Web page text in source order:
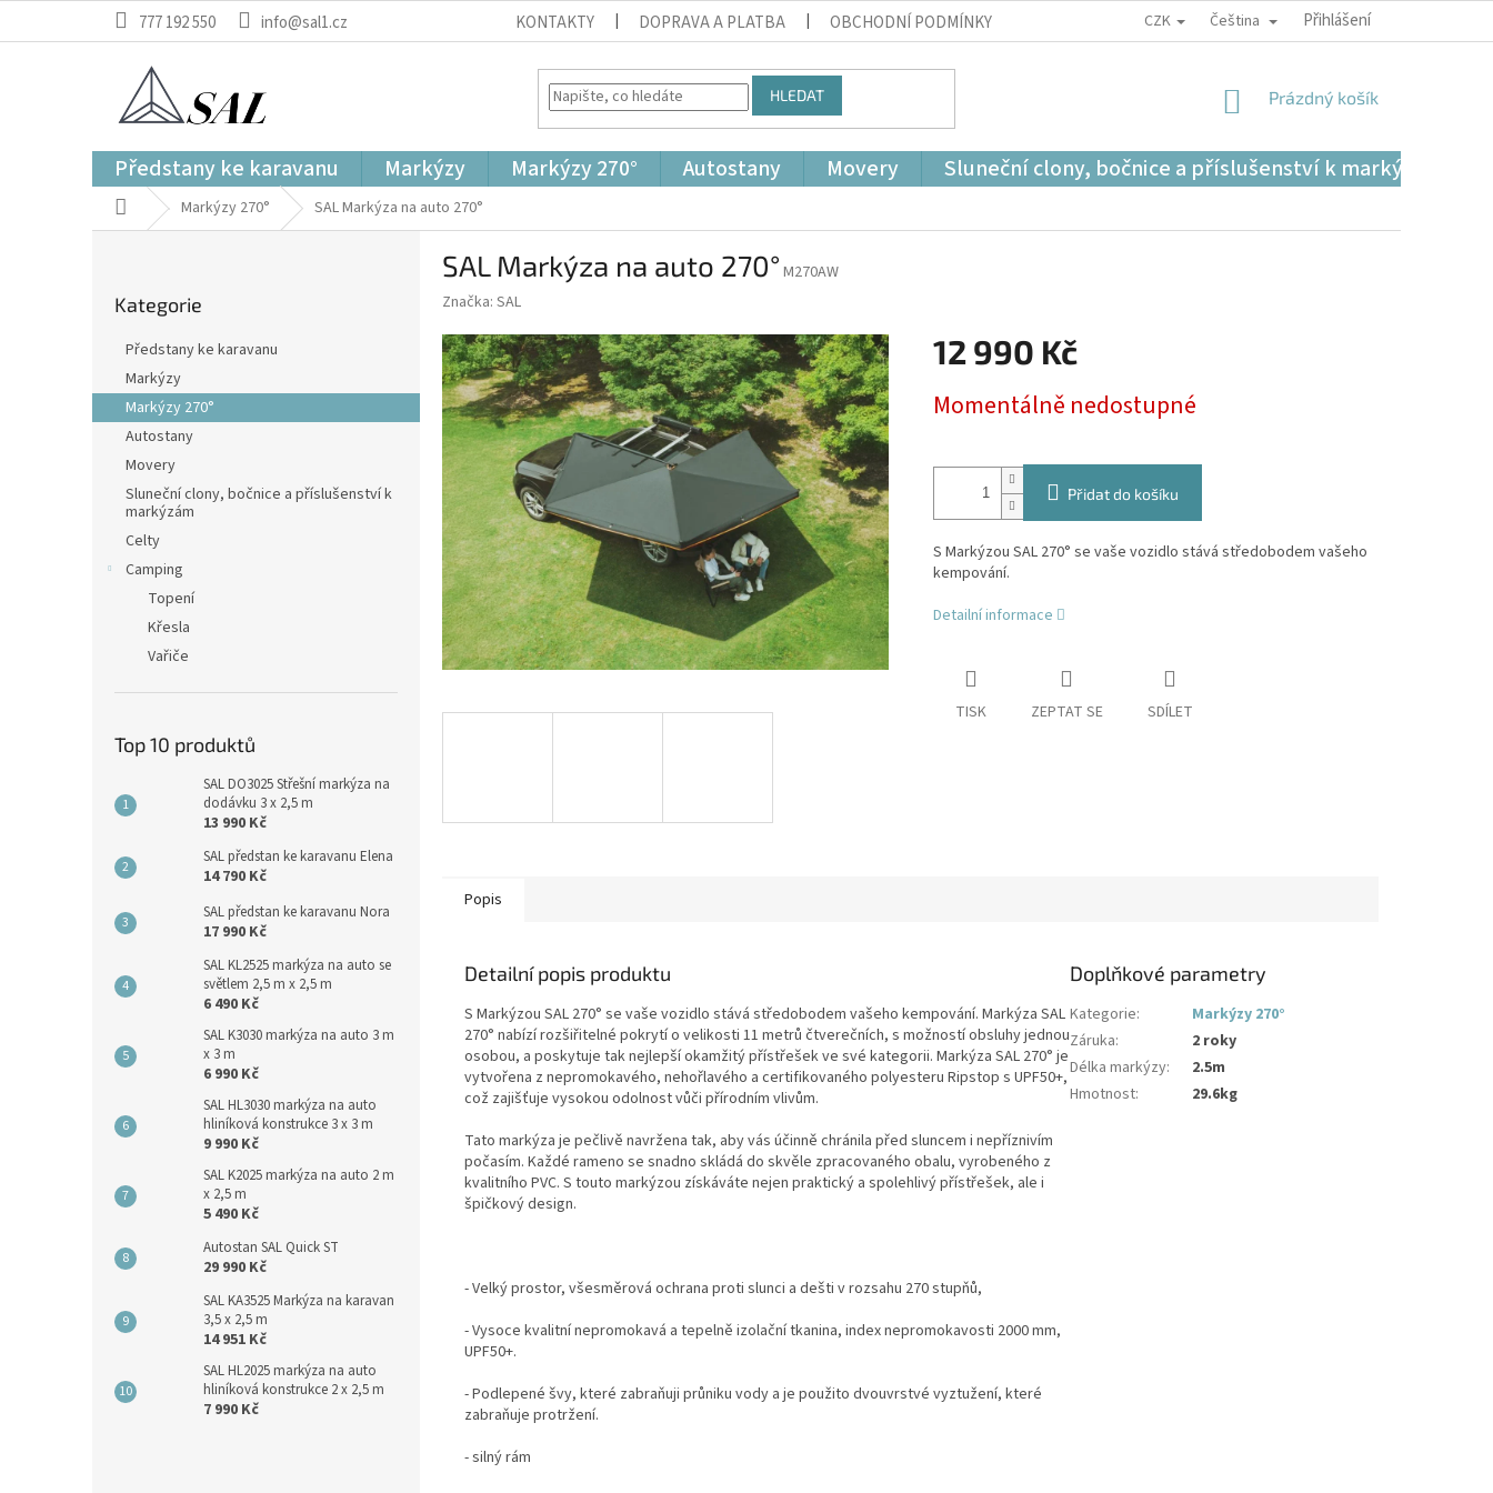
777 192 550 info@sal1.cz KONTAKTY DOPRAVA A PLATBA OBCHODNÍ PODMÍNKY PODMÍNKY OCHRANY OSOBNÍCH ÚDAJŮ REKLAMAČNÍ
CZK Čeština Přihlášení
HLEDAT
NÁKUPNÍ
Prázdný košík
Předstany ke karavanu Markýzy Markýzy 270° Autostany Movery Sluneční clony, bočnice a příslušenství k markýzám
Domů Markýzy 270° SAL Markýza na auto 270°
n
kategorie
Kategorie
Předstany ke karavanu
Markýzy
Markýzy 270°
Autostany
Movery
Sluneční clony, bočnice a příslušenství k
markýzám
Celty
Camping
Topení
Křesla
Vařiče
Top 10 produktů
SAL DO3025 Střešní markýza na
dodávku 3 x 2,5 m
13 990 Kč
SAL předstan ke karavanu Elena
14 790 Kč
SAL předstan ke karavanu Nora
17 990 Kč
SAL KL2525 markýza na auto se
světlem 2,5 m x 2,5 m
6 490 Kč
SAL K3030 markýza na auto 3 m
x 3 m
6 990 Kč
SAL HL3030 markýza na auto
hliníková konstrukce 3 x 3 m
9 990 Kč
SAL K2025 markýza na auto 2 m
x 2,5 m
5 490 Kč
Autostan SAL Quick ST
29 990 Kč
SAL KA3525 Markýza na karavan
3,5 x 2,5 m
14 951 Kč
SAL HL2025 markýza na auto
hliníková konstrukce 2 x 2,5 m
7 990 Kč
SAL Markýza na auto 270° M270AW
Značka: SAL
12 990 Kč
cena:
Momentálně nedostupné
Přidat do košíku
S Markýzou SAL 270° se vaše vozidlo stává středobodem vašeho
kempování.
Detailní informace
TISK ZEPTAT SE SDÍLET
Popis
Detailní popis produktu
S Markýzou SAL 270° se vaše vozidlo stává středobodem vašeho kempování. Markýza SAL
270° nabízí rozšiřitelné pokrytí o velikosti 11 metrů čtverečních, s možností obsluhy jednou
osobou, a poskytuje tak nejlepší okamžitý přístřešek ve své kategorii. Markýza SAL 270° je
vytvořena z nepromokavého, nehořlavého a certifikovaného polyesteru Ripstop s UPF50+,
což zajišťuje vysokou odolnost vůči přírodním vlivům.
Tato markýza je pečlivě navržena tak, aby vás účinně chránila před sluncem i nepříznivím
počasím. Každé rameno se snadno skládá do skvěle zpracovaného obalu, vyrobeného z
kvalitního PVC. S touto markýzou získáváte nejen praktický a spolehlivý přístřešek, ale i
špičkový design.
- Velký prostor, všesměrová ochrana proti slunci a dešti v rozsahu 270 stupňů,
- Vysoce kvalitní nepromokavá a tepelně izolační tkanina, index nepromokavosti 2000 mm,
UPF50+.
- Podlepené švy, které zabraňuji průniku vody a je použito dvouvrstvé vyztužení, které
zabraňuje protržení.
- silný rám
Doplňkové parametry
Kategorie:
Markýzy 270°
Záruka:
2 roky
Délka markýzy:
2.5m
Hmotnost: 29.6kg